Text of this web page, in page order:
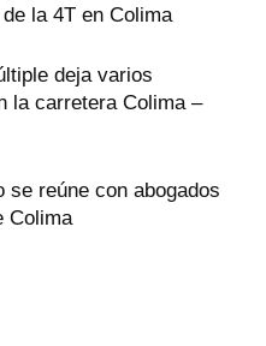
la 4T en Colima
deja varios
la carretera Colima –
se reúne con abogados
Colima